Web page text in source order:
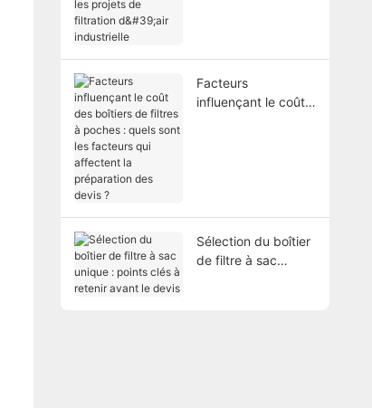
Facteurs
influençant le coût
préparation des
devis ?
Sélection du boîtier
de filtre à sac